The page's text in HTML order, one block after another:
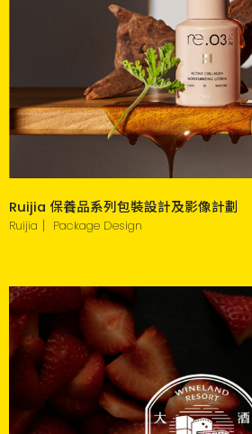
Ruijia 保養品系列包裝設計及影像計劃
Ruijia｜ Package Design